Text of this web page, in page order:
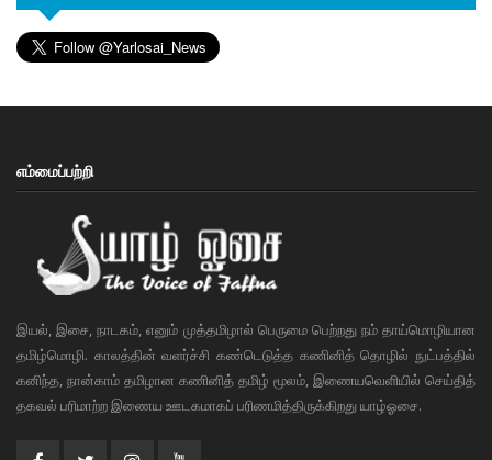
எம்மைப்பற்றி
இயல், இசை, நாடகம், எனும் முத்தமிழால் பெருமை பெற்றது நம் தாய்மொழியான
தமிழ்மொழி. காலத்தின் வளர்ச்சி கண்டெடுத்த கணினித் தொழில் நுட்பத்தில்
கனிந்த, நான்காம் தமிழான கணினித் தமிழ் மூலம், இணையவெளியில் செய்தித்
தகவல் பரிமாற்ற இணைய ஊடகமாகப் பரிணமித்திருக்கிறது யாழ்ஓசை.